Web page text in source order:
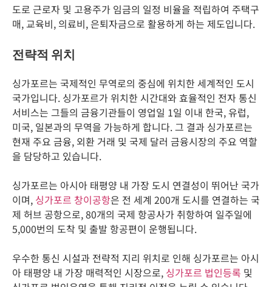
도로 근로자 및 고용주가 임금의 일정 비율을 적립하여 주택구
매, 교육비, 의료비, 은퇴자금으로 활용하게 하는 제도입니다.
전략적 위치
싱가포르는 국제적인 무역로의 중심에 위치한 세계적인 도시
국가입니다. 싱가포르가 위치한 시간대와 효율적인 전자 통신
서비스는 그들의 금융기관들이 영업일 1일 이내 한국, 유럽,
미국, 일본과의 무역을 가능하게 합니다. 그 결과 싱가포르는
현재 주요 금융, 외환 거래 및 국제 달러 금융시장의 주요 역할
을 담당하고 있습니다.
싱가포르는 아시아 태평양 내 가장 도시 연결성이 뛰어난 국가
이며, 싱가포르 창이공항은 전 세계 200개 도시를 연결하는 국
제 허브 공항으로, 80개의 국제 항공사가 취항하여 일주일에
5,000번의 도착 및 출발 항공편이 운행됩니다.
우수한 통신 시설과 전략적 지리 위치로 인해 싱가포르는 아시
아 태평양 내 가장 매력적인 시장으로, 싱가포르 법인등록 및